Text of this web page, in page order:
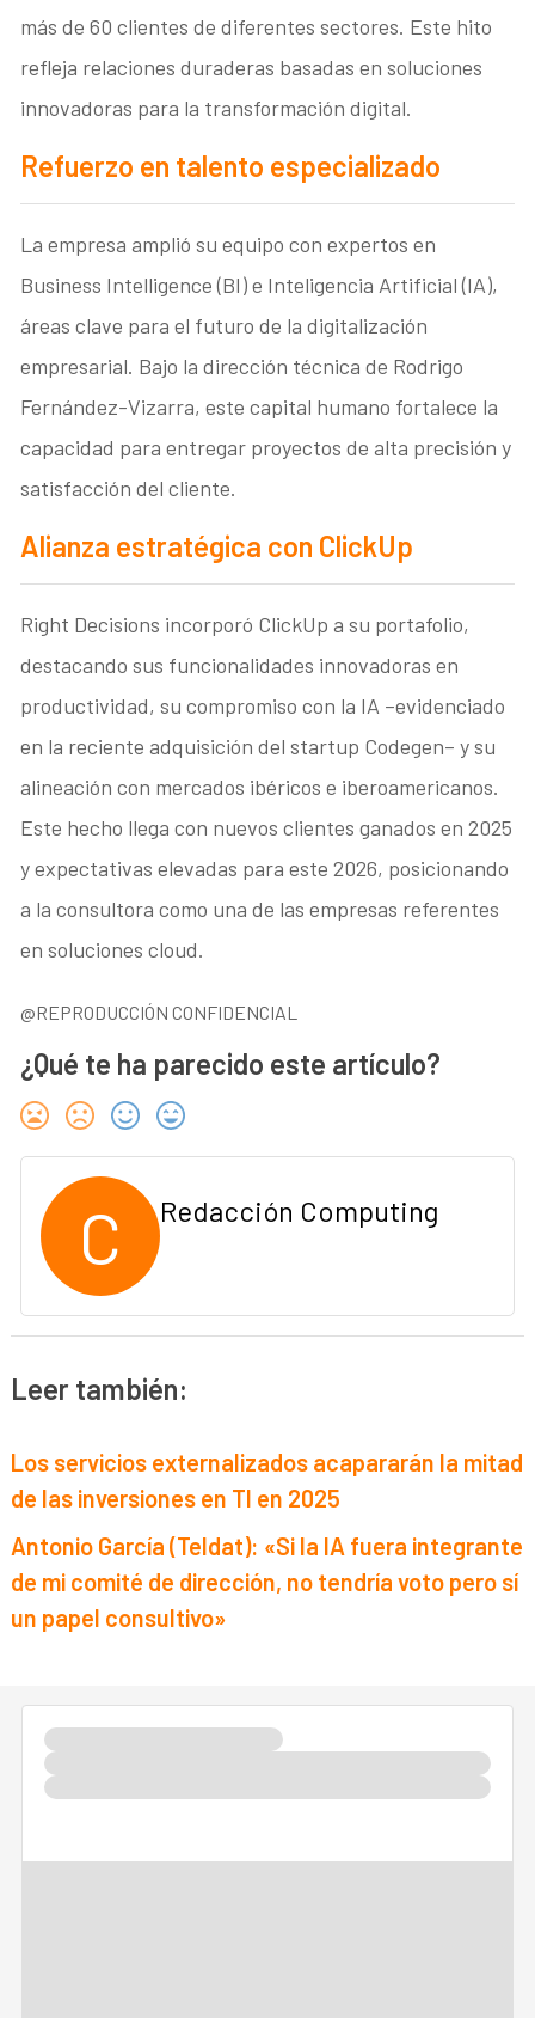
más de 60 clientes de diferentes sectores. Este hito
refleja relaciones duraderas basadas en soluciones
innovadoras para la transformación digital.
​Refuerzo en talento especializado
La empresa amplió su equipo con expertos en
Business Intelligence (BI) e Inteligencia Artificial (IA),
áreas clave para el futuro de la digitalización
empresarial. Bajo la dirección técnica de Rodrigo
Fernández-Vizarra, este capital humano fortalece la
capacidad para entregar proyectos de alta precisión y
satisfacción del cliente.
​Alianza estratégica con ClickUp
Right Decisions incorporó ClickUp a su portafolio,
destacando sus funcionalidades innovadoras en
productividad, su compromiso con la IA –evidenciado
en la reciente adquisición del startup Codegen– y su
alineación con mercados ibéricos e iberoamericanos.
Este hecho llega con nuevos clientes ganados en 2025
y expectativas elevadas para este 2026, posicionando
a la consultora como una de las empresas referentes
en soluciones cloud.
@REPRODUCCIÓN CONFIDENCIAL
¿Qué te ha parecido este artículo?
C Redacción Computing
Leer también:
Los servicios externalizados acapararán la mitad
de las inversiones en TI en 2025
Antonio García (Teldat): «Si la IA fuera integrante
de mi comité de dirección, no tendría voto pero sí
un papel consultivo»